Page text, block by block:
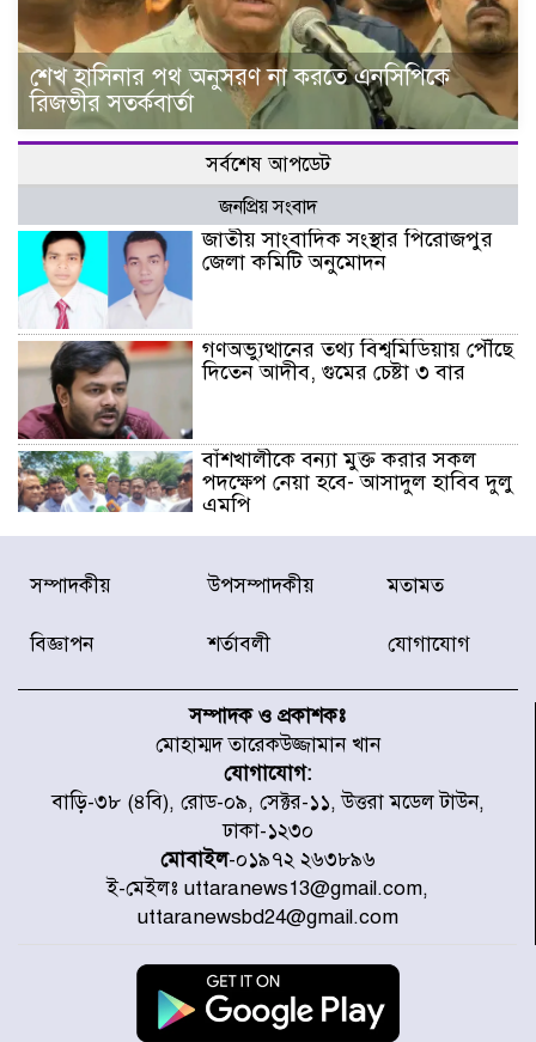
শেখ হাসিনার পথ অনুসরণ না করতে এনসিপিকে
রিজভীর সতর্কবার্তা
সর্বশেষ আপডেট
জনপ্রিয় সংবাদ
জাতীয় সাংবাদিক সংস্থার পিরোজপুর
জেলা কমিটি অনুমোদন
গণঅভ্যুত্থানের তথ্য বিশ্বমিডিয়ায় পৌঁছে
দিতেন আদীব, গুমের চেষ্টা ৩ বার
বাঁশখালীকে বন্যা মুক্ত করার সকল
পদক্ষেপ নেয়া হবে- আসাদুল হাবিব দুলু
এমপি
বিদ্যুৎ-জ্বালানি খাতে অস্থিরতা তৈরির
চেষ্টা করছে একটি চক্র : প্রধানমন্ত্রী
৫ আহত, চীনে বন্দর বন্ধ
চিকিৎসা খাতে জিডিপির ৫ শতাংশ
বরাদ্দের ঘোষণা স্থানীয় সরকার মন্ত্রীর
জুলাই জাদুঘর ঘুরে দেখলেন এনসিপি
নেতারা
যুক্তরাষ্ট্রে দাবানল নেভাতে গিয়ে
হেলিকপ্টার বিধ্বস্ত, নিহত ১
সম্পাদকীয় উপসম্পাদকীয় মতামত
বিজ্ঞাপন শর্তাবলী যোগাযোগ
সম্পাদক ও প্রকাশকঃ
মোহাম্মদ তারেকউজ্জামান খান
যোগাযোগ:
বাড়ি-৩৮ (৪বি), রোড-০৯, সেক্টর-১১, উত্তরা মডেল টাউন,
ঢাকা-১২৩০
মোবাইল-০১৯৭২ ২৬৩৮৯৬
ই-মেইলঃ uttaranews13@gmail.com,
uttaranewsbd24@gmail.com